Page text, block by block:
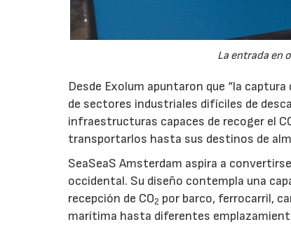
La entrada en
Desde Exolum apuntaron que “la captura
de sectores industriales difíciles de
infraestructuras capaces de recoger el
transportarlos hasta sus destinos de
SeaSeaS Amsterdam aspira a
occidental. Su diseño contempla una
recepción de CO2 por barco, ferrocarril,
marítima hasta diferentes